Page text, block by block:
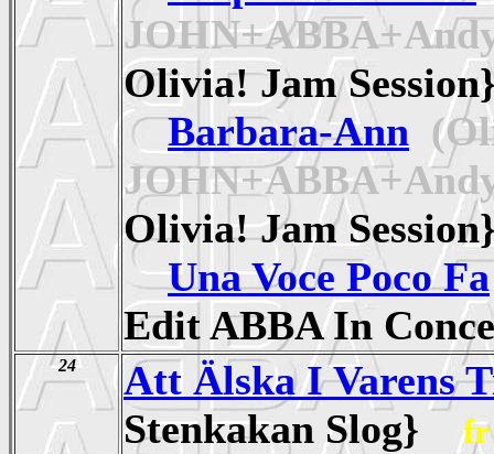
Olivia! Jam
Barbara-Ann
Olivia! Jam
Una Voce Poco Fa
Edit ABBA In
24
Att Älska I Varens
Stenkakan Slog}fr